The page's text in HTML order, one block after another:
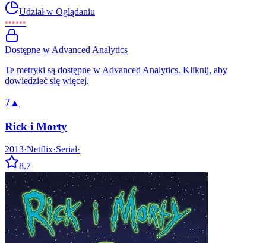
Udział w Oglądaniu
••••••
Dostępne w Advanced Analytics
Te metryki są dostępne w Advanced Analytics. Kliknij, aby
dowiedzieć się więcej.
7 ▲
Rick i Morty
2013·Netflix·Serial·
8.7